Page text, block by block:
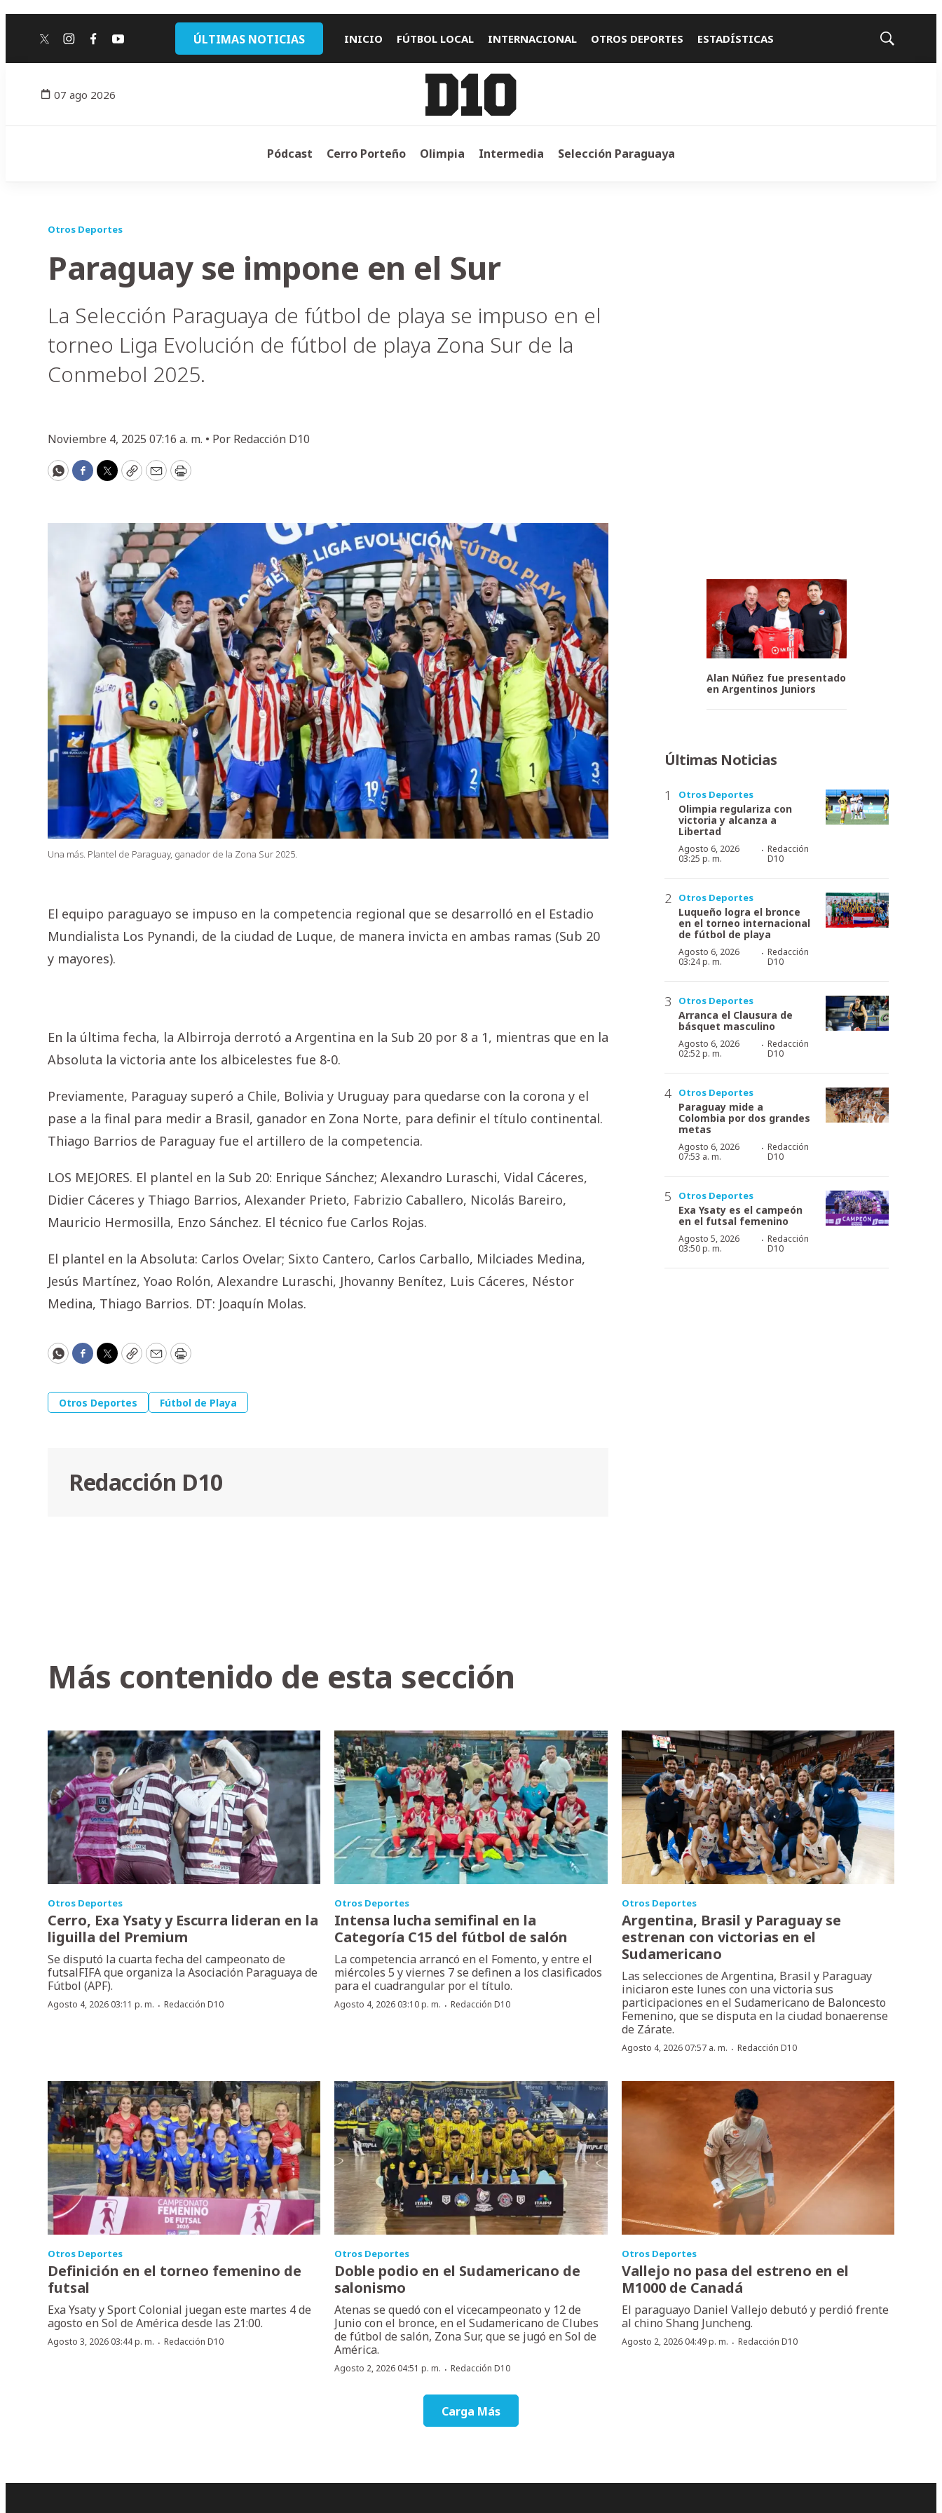
twitterinstagram
facebook
youtube ÚLTIMAS NOTICIAS INICIO FÚTBOL LOCAL INTERNACIONAL OTROS DEPORTES ESTADÍSTICAS
Mostrar
07 ago 2026
Pódcast Cerro Porteño Olimpia Intermedia Selección Paraguaya
Otros Deportes
Paraguay se impone en el Sur
La Selección Paraguaya de fútbol de playa se impuso en el
torneo Liga Evolución de fútbol de playa Zona Sur de la
Conmebol 2025.
Noviembre 4, 2025 07:16 a. m. • Por Redacción D10
WhatsApp
Facebook
Twitter
CopyEmailPrint
Una más. Plantel de Paraguay, ganador de la Zona Sur 2025.
El equipo paraguayo se impuso en la competencia regional que se desarrolló en el Estadio
Mundialista Los Pynandi, de la ciudad de Luque, de manera invicta en ambas ramas (Sub 20
y mayores).
En la última fecha, la Albirroja derrotó a Argentina en la Sub 20 por 8 a 1, mientras que en la
Absoluta la victoria ante los albicelestes fue 8-0.
Previamente, Paraguay superó a Chile, Bolivia y Uruguay para quedarse con la corona y el
pase a la final para medir a Brasil, ganador en Zona Norte, para definir el título continental.
Thiago Barrios de Paraguay fue el artillero de la competencia.
LOS MEJORES. El plantel en la Sub 20: Enrique Sánchez; Alexandro Luraschi, Vidal Cáceres,
Didier Cáceres y Thiago Barrios, Alexander Prieto, Fabrizio Caballero, Nicolás Bareiro,
Mauricio Hermosilla, Enzo Sánchez. El técnico fue Carlos Rojas.
El plantel en la Absoluta: Carlos Ovelar; Sixto Cantero, Carlos Carballo, Milciades Medina,
Jesús Martínez, Yoao Rolón, Alexandre Luraschi, Jhovanny Benítez, Luis Cáceres, Néstor
Medina, Thiago Barrios. DT: Joaquín Molas.
WhatsApp
Facebook
Twitter
CopyEmailPrint
Otros Deportes Fútbol de Playa
Redacción D10
Alan Núñez fue presentado
en Argentinos Juniors
Últimas Noticias
Otros Deportes
Olimpia regulariza con
victoria y alcanza a
Libertad
Agosto 6, 2026
03:25 p. m.
· Redacción
D10
Otros Deportes
Luqueño logra el bronce
en el torneo internacional
de fútbol de playa
Agosto 6, 2026
03:24 p. m.
· Redacción
D10
Otros Deportes
Arranca el Clausura de
básquet masculino
Agosto 6, 2026
02:52 p. m.
· Redacción
D10
Otros Deportes
Paraguay mide a
Colombia por dos grandes
metas
Agosto 6, 2026
07:53 a. m.
· Redacción
D10
Otros Deportes
Exa Ysaty es el campeón
en el futsal femenino
Agosto 5, 2026
03:50 p. m.
· Redacción
D10
Más contenido de esta sección
Otros Deportes
Cerro, Exa Ysaty y Escurra lideran en la
liguilla del Premium
Se disputó la cuarta fecha del campeonato de
futsalFIFA que organiza la Asociación Paraguaya de
Fútbol (APF).
Agosto 4, 2026 03:11 p. m. · Redacción D10
Otros Deportes
Intensa lucha semifinal en la
Categoría C15 del fútbol de salón
La competencia arrancó en el Fomento, y entre el
miércoles 5 y viernes 7 se definen a los clasificados
para el cuadrangular por el título.
Agosto 4, 2026 03:10 p. m. ·Redacción D10
Otros Deportes
Argentina, Brasil y Paraguay se
estrenan con victorias en el
Sudamericano
Las selecciones de Argentina, Brasil y Paraguay
iniciaron este lunes con una victoria sus
participaciones en el Sudamericano de Baloncesto
Femenino, que se disputa en la ciudad bonaerense
de Zárate.
Agosto 4, 2026 07:57 a. m. · Redacción D10
Otros Deportes
Definición en el torneo femenino de
futsal
Exa Ysaty y Sport Colonial juegan este martes 4 de
agosto en Sol de América desde las 21:00.
Agosto 3, 2026 03:44 p. m. · Redacción D10
Otros Deportes
Doble podio en el Sudamericano de
salonismo
Atenas se quedó con el vicecampeonato y 12 de
Junio con el bronce, en el Sudamericano de Clubes
de fútbol de salón, Zona Sur, que se jugó en Sol de
América.
Agosto 2, 2026 04:51 p. m. ·Redacción D10
Otros Deportes
Vallejo no pasa del estreno en el
M1000 de Canadá
El paraguayo Daniel Vallejo debutó y perdió frente
al chino Shang Juncheng.
Agosto 2, 2026 04:49 p. m. · Redacción D10
Carga Más